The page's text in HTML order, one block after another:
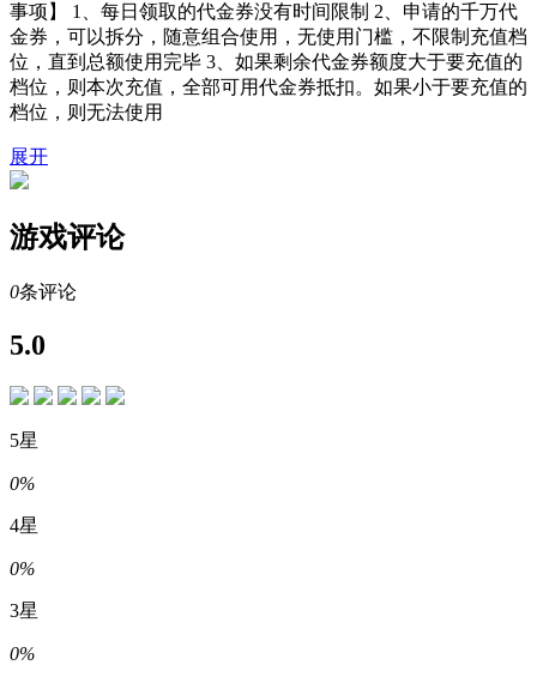
事项】 1、每日领取的代金券没有时间限制 2、申请的千万代
金券，可以拆分，随意组合使用，无使用门槛，不限制充值档
位，直到总额使用完毕 3、如果剩余代金券额度大于要充值的
档位，则本次充值，全部可用代金券抵扣。如果小于要充值的
档位，则无法使用
展开
游戏评论
0条评论
5.0
5星
0%
4星
0%
3星
0%